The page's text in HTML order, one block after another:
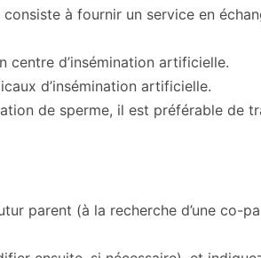
à fournir un service en
centre d’insémination artificielle.
d’insémination artificielle.
de sperme, il est préférable
parent (à la recherche d’une co-